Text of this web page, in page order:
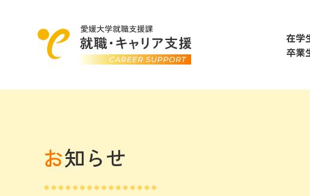
在学
卒業
お知らせ